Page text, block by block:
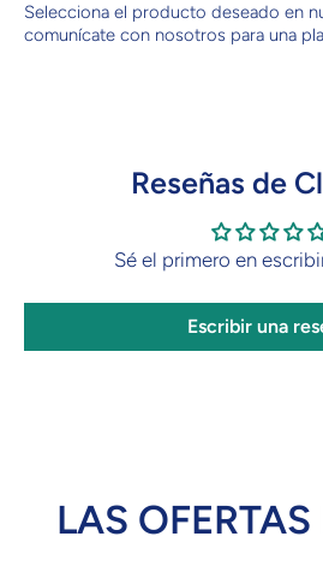
Selecciona el producto deseado en
comunícate con nosotros para una
Reseñas de
Sé el primero en
Escribir una
LAS OFERTAS